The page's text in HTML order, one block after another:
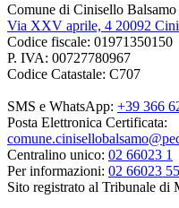
Comune di Cinisello Balsamo
Via XXV aprile, 4 20092
Codice fiscale: 01971350150
P. IVA: 00727780967
Codice Catastale: C707
SMS e WhatsApp: +39 366
Posta Elettronica Certificata:
Centralino unico: 02 66023 1
Per informazioni: 02 66023
Sito registrato al Tribunale di